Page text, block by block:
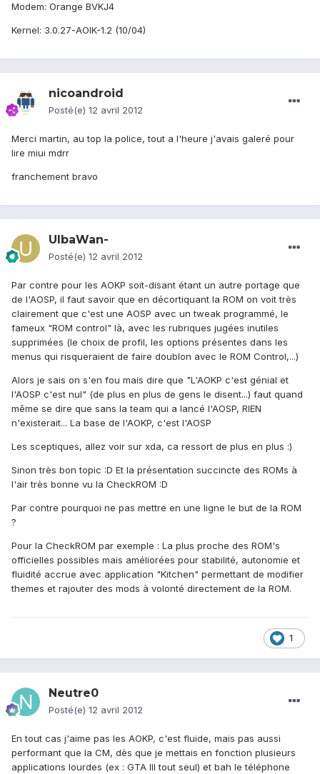
Modem: Orange BVKJ4
Kernel: 3.0.27-AOIK-1.2 (10/04)
nicoandroid
Posté(e) 12 avril 2012
Merci martin, au top la police, tout a l'heure j'avais galeré pour
lire miui mdrr
franchement bravo
UlbaWan-
Posté(e) 12 avril 2012
Par contre pour les AOKP soit-disant étant un autre portage que
de l'AOSP, il faut savoir que en décortiquant la ROM on voit très
clairement que c'est une AOSP avec un tweak programmé, le
fameux "ROM control" là, avec les rubriques jugées inutiles
supprimées (le choix de profil, les options présentes dans les
menus qui risqueraient de faire doublon avec le ROM Control,...)
Alors je sais on s'en fou mais dire que "L'AOKP c'est génial et
l'AOSP c'est nul" (de plus en plus de gens le disent...) faut quand
même se dire que sans la team qui a lancé l'AOSP, RIEN
n'existerait... La base de l'AOKP, c'est l'AOSP
Les sceptiques, allez voir sur xda, ca ressort de plus en plus :)
Sinon très bon topic :D Et la présentation succincte des ROMs à
l'air très bonne vu la CheckROM :D
Par contre pourquoi ne pas mettre en une ligne le but de la ROM
?
Pour la CheckROM par exemple : La plus proche des ROM's
officielles possibles mais améliorées pour stabilité, autonomie et
fluidité accrue avec application "Kitchen" permettant de modifier
themes et rajouter des mods à volonté directement de la ROM.
1
Neutre0
Posté(e) 12 avril 2012
En tout cas j'aime pas les AOKP, c'est fluide, mais pas aussi
performant que la CM, dès que je mettais en fonction plusieurs
applications lourdes (ex : GTA III tout seul) et bah le téléphone